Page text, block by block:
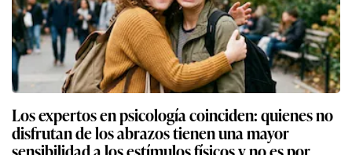
Los expertos en psicología coinciden: quienes no
disfrutan de los abrazos tienen una mayor